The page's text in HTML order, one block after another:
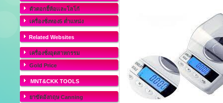
ตัวตอกยี้ห้อเเละโลโก้
เครื่องชั่งทอง5 ต่ำแหน่ง
Related Websites
เครื่องชั่งอุตสาหกรรม
Gold Price
MNT&CKK TOOLS
ยาขัดอังกฤษ Canning